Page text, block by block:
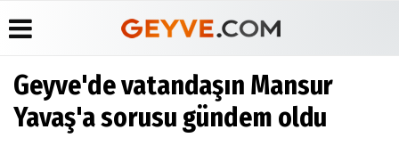
Üye Paneli
Haber
Anketler
Biyografiler
Köşe
Yazarları
Yayın
İlkeleri
Geyve'de vatandaşın Mansur
Yavaş'a sorusu gündem oldu